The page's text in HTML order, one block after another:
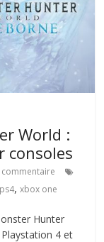
World :
consoles
commentaire
ps4,xbox one
Hunter
4 et